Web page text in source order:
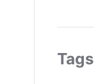
Tags